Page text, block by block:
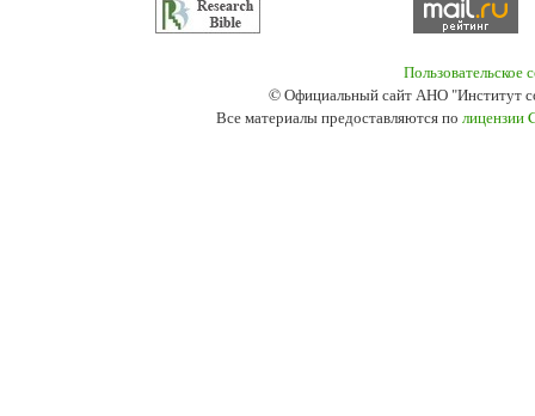
Пользовательское
© Официальный сайт АНО "Институт
Все материалы предоставляются по лицензии